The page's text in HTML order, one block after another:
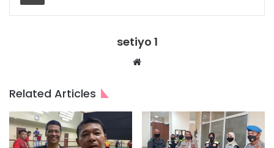
setiyo 1
Website
Related Articles